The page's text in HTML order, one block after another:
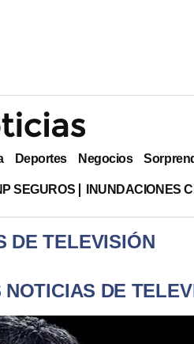
Deportes Negocios
SEGUROS INUNDACIONES
DE TELEVISIÓN
DE